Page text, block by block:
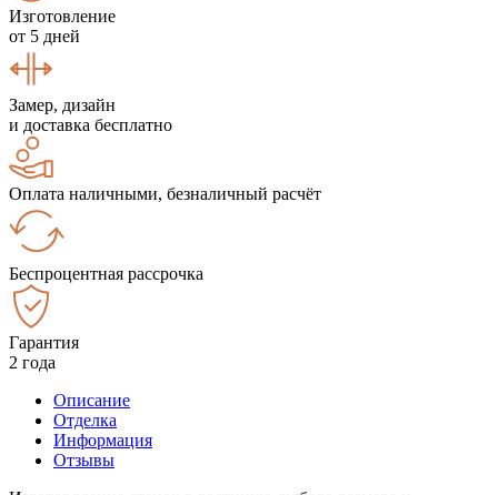
Изготовление
от 5 дней
Замер, дизайн
и доставка бесплатно
Оплата наличными, безналичный расчёт
Беспроцентная рассрочка
Гарантия
2 года
Описание
Отделка
Информация
Отзывы